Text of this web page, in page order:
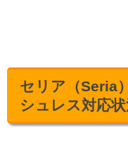
セリア（Seria
シュレス対応